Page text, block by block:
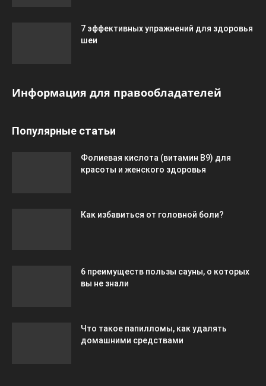
7 эффективных упражнений для здоровья
шеи
Информация для правообладателей
Популярные статьи
Фолиевая кислота (витамин В9) для
красоты и женского здоровья
Как избавиться от головной боли?
6 преимуществ пользы сауны, о которых
вы не знали
Что такое папилломы, как удалять
домашними средствами